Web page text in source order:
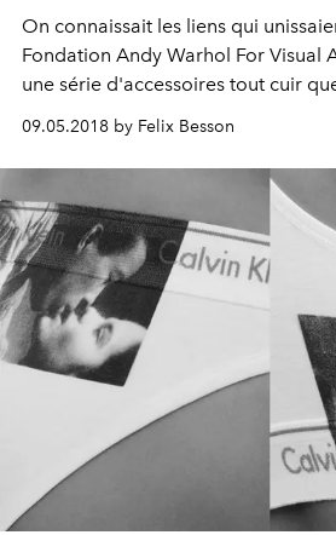
On connaissait les liens qui
Fondation Andy Warhol For Visual
une série d'accessoires tout cuir
patte graphique, sous le haut
09.05.2018 by Felix Besson